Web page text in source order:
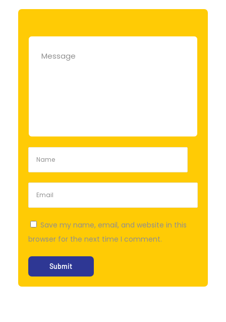
Save my name, email, and website in this
browser for the next time I comment.